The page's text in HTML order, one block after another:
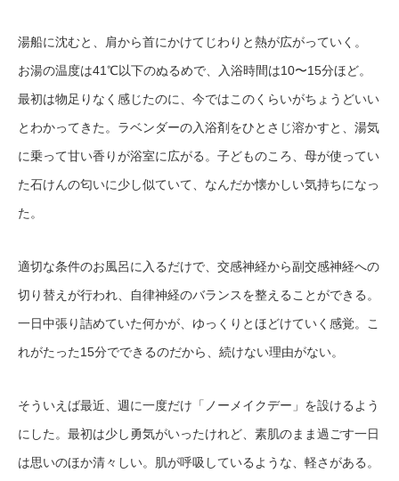
湯船に沈むと、肩から首にかけてじわりと熱が広がっていく。
お湯の温度は41℃以下のぬるめで、入浴時間は10〜15分ほど。
最初は物足りなく感じたのに、今ではこのくらいがちょうどいい
とわかってきた。ラベンダーの入浴剤をひとさじ溶かすと、湯気
に乗って甘い香りが浴室に広がる。子どものころ、母が使ってい
た石けんの匂いに少し似ていて、なんだか懐かしい気持ちになっ
た。
適切な条件のお風呂に入るだけで、交感神経から副交感神経への
切り替えが行われ、自律神経のバランスを整えることができる。
一日中張り詰めていた何かが、ゆっくりとほどけていく感覚。こ
れがたった15分でできるのだから、続けない理由がない。
そういえば最近、週に一度だけ「ノーメイクデー」を設けるよう
にした。最初は少し勇気がいったけれど、素肌のまま過ごす一日
は思いのほか清々しい。肌が呼吸しているような、軽さがある。